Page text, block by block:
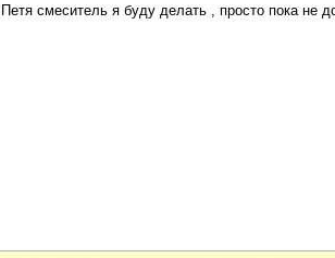
Петя смеситель я буду делать , просто пока не